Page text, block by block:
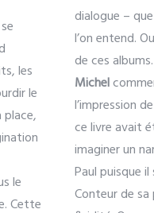
les
le
le
Cette
dialogue –
l’on entend.
de ces
Michel
l’impression
ce livre avait
imaginer un
Paul puisque
Conteur de